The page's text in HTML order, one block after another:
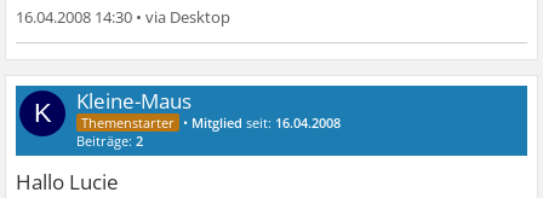
16.04.2008 14:30 •
K Kleine-Maus
• Mitglied seit: 16.04.2008
Beiträge:2
Hallo Lucie